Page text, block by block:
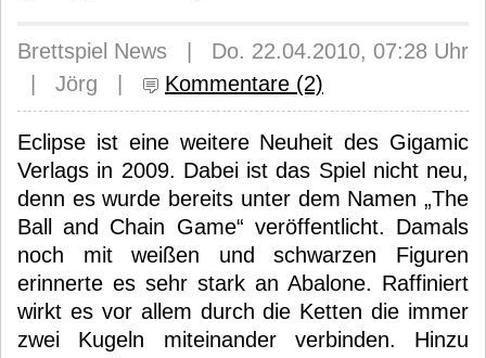
Brettspiel News | Do. 22.04.2010, 07:28 Uhr
| Jörg |
Kommentare (2)
Eclipse ist eine weitere Neuheit des Gigamic
Verlags in 2009. Dabei ist das Spiel nicht neu,
denn es wurde bereits unter dem Namen „The
Ball and Chain Game“ veröffentlicht. Damals
noch mit weißen und schwarzen Figuren
erinnerte es sehr stark an Abalone. Raffiniert
wirkt es vor allem durch die Ketten die immer
zwei Kugeln miteinander verbinden. Hinzu